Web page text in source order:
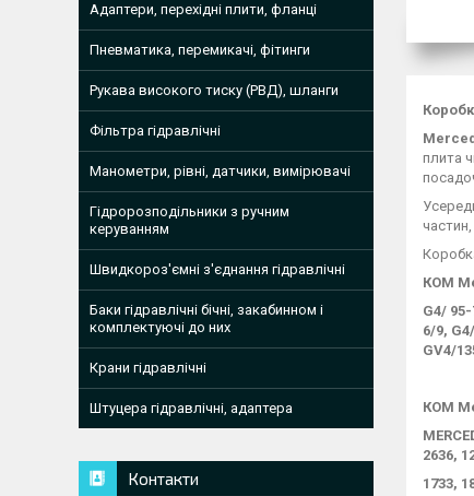
плита
КОМ
G4/
6/9,
GV4/
КОМ
2636,
1733,
Адаптери, перехідні плити, фланці
Пневматика, перемикачі, фітинги
Рукава високого тиску (РВД), шланги
Фільтра гідравлічні
Манометри, рівні, датчики, вимірювачі
Гідророзподільники з ручним
керуванням
Швидкороз'ємні з'єднання гідравлічні
Баки гідравлічні бічні, закабинном і
комплектуючі до них
Крани гідравлічні
Штуцера гідравлічні, адаптера
Контакти